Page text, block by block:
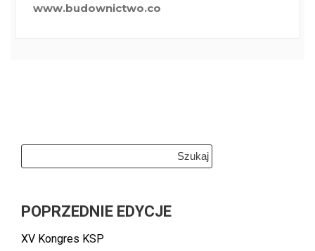
www.budownictwo.co
POPRZEDNIE EDYCJE
XV Kongres KSP